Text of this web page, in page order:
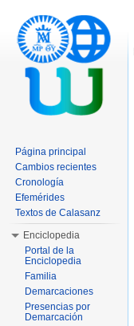
Página principal
Cambios recientes
Cronología
Efemérides
Textos de Calasanz
Enciclopedia
Portal de la
Enciclopedia
Familia
Demarcaciones
Presencias por
Demarcación